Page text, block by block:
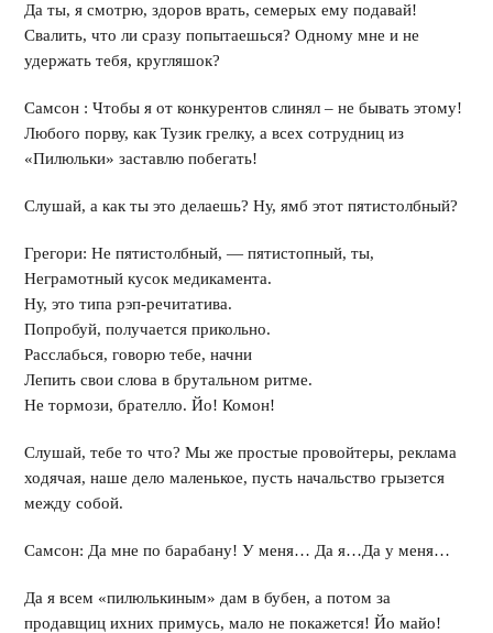
Да ты, я смотрю, здоров врать, семерых ему подавай!
Свалить, что ли сразу попытаешься? Одному мне и не
удержать тебя, кругляшок?
Самсон : Чтобы я от конкурентов слинял – не бывать этому!
Любого порву, как Тузик грелку, а всех сотрудниц из
«Пилюльки» заставлю побегать!
Слушай, а как ты это делаешь? Ну, ямб этот пятистолбный?
Грегори: Не пятистолбный, — пятистопный, ты,
Неграмотный кусок медикамента.
Ну, это типа рэп-речитатива.
Попробуй, получается прикольно.
Расслабься, говорю тебе, начни
Лепить свои слова в брутальном ритме.
Не тормози, брателло. Йо! Комон!
Слушай, тебе то что? Мы же простые провойтеры, реклама
ходячая, наше дело маленькое, пусть начальство грызется
между собой.
Самсон: Да мне по барабану! У меня… Да я…Да у меня…
Да я всем «пилюлькиным» дам в бубен, а потом за
продавщиц ихних примусь, мало не покажется! Йо майо!